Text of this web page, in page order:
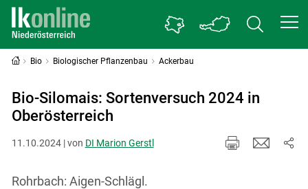
Bio Biologischer Pflanzenbau Ackerbau
Bio-Silomais: Sortenversuch 2024 in
Oberösterreich
11.10.2024 | von DI Marion Gerstl
Rohrbach: Aigen-Schlägl.